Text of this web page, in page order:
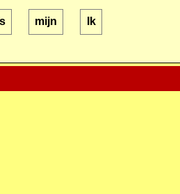
mijn Ik